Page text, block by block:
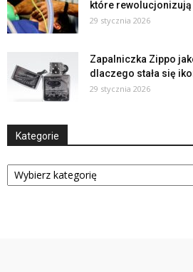
które
29 stycznia 2026
Zapalniczka Zippo
dlaczego stała się
29 stycznia 2026
Kategorie
Kategorie